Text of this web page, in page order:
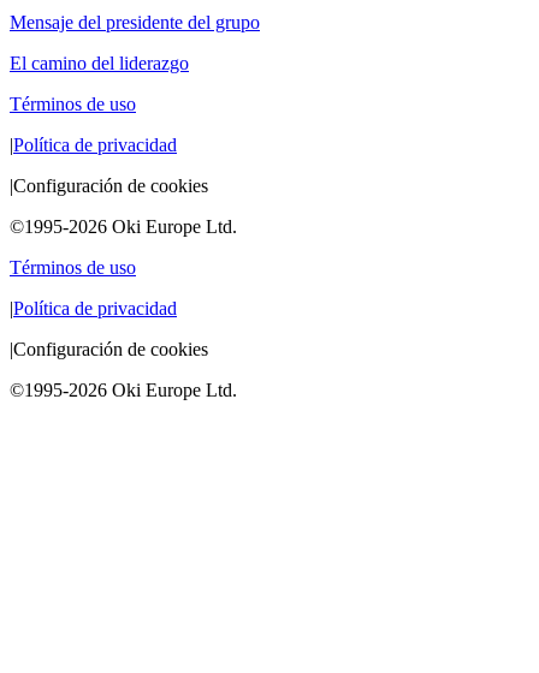
Mensaje del presidente del grupo
El camino del liderazgo
Términos de uso
|Política de privacidad
|Configuración de cookies
©1995-2026 Oki Europe Ltd.
Términos de uso
|Política de privacidad
|Configuración de cookies
©1995-2026 Oki Europe Ltd.